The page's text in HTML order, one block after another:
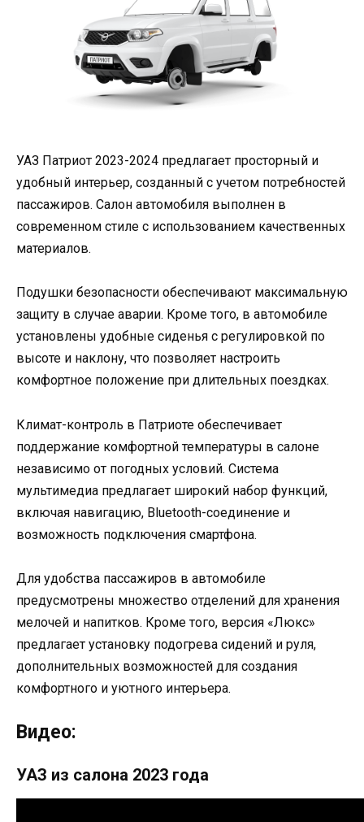
УАЗ Патриот 2023-2024 предлагает просторный и
удобный интерьер, созданный с учетом потребностей
пассажиров. Салон автомобиля выполнен в
современном стиле с использованием качественных
материалов.
Подушки безопасности обеспечивают максимальную
защиту в случае аварии. Кроме того, в автомобиле
установлены удобные сиденья с регулировкой по
высоте и наклону, что позволяет настроить
комфортное положение при длительных поездках.
Климат-контроль в Патриоте обеспечивает
поддержание комфортной температуры в салоне
независимо от погодных условий. Система
мультимедиа предлагает широкий набор функций,
включая навигацию, Bluetooth-соединение и
возможность подключения смартфона.
Для удобства пассажиров в автомобиле
предусмотрены множество отделений для хранения
мелочей и напитков. Кроме того, версия «Люкс»
предлагает установку подогрева сидений и руля,
дополнительных возможностей для создания
комфортного и уютного интерьера.
Видео:
УАЗ из салона 2023 года